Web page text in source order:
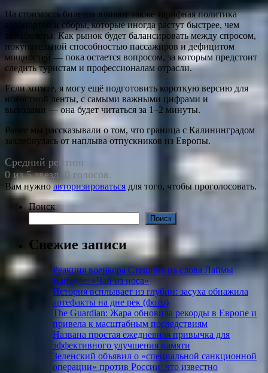
На стоимость билетов влияют также тарифная политика
аэропортов и сборы, которые иногда растут быстрее, чем
авиабилеты. Как рынок будет балансировать между спросом,
покупательной способностью пассажиров и дефицитом
мощностей — пока остается вопросом, за которым предстоит
следить туристам и профессионалам отрасли.
Если хотите, я могу ещё подготовить короткую версию для
новостной ленты, с самыми важными цифрами и
выводами — она будет читаться за 1–2 минуты.
Ранее мы рассказывали о том, что граница с Калининградом
захлебнулась от наплыва отпускников из Европы.
Средний рейтинг
0 из 5 звезд. 0 голосов.
Вам нужноавторизироваться для того, чтобы проголосовать.
Поиск
Поиск
Свежие записи
Реакция военкора Стешина на слова Лаймы
Вайкуле: «Чай из носа»
История всплывает из глубин: засуха обнажила
артефакты на дне рек (фото)
The Guardian: Жара обновила рекорды в Европе и
привела к масштабным последствиям
Названа простая ежедневная привычка для
эффективного улучшения памяти
Зеленский объявил о «специальной санкционной
операции» против России: что известно